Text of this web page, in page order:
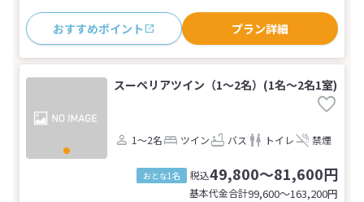
おすすめポイント プラン詳細
スーペリアツイン（1～2名）(1名～2名1室)
1～2名 ツイン バス トイレ 禁煙
おとな1名 税込49,800～81,600円
基本代金合計99,600〜163,200円